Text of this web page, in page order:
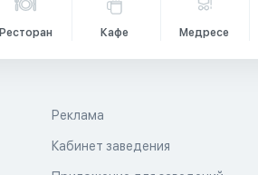
Ресторан Кафе Медресе
Реклама
Кабинет заведения